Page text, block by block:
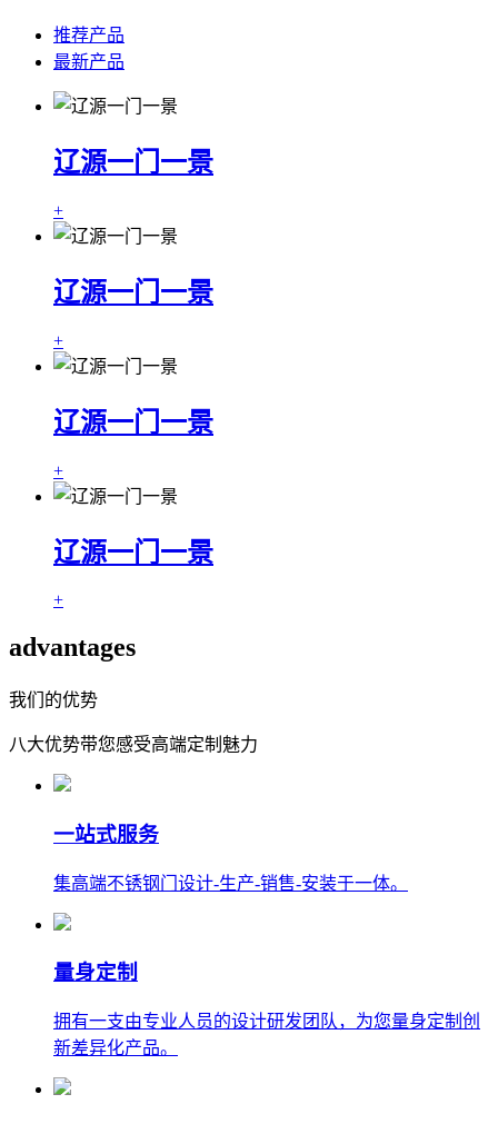
推荐产品
最新产品
辽源一门一景
+
辽源一门一景
+
辽源一门一景
+
辽源一门一景
+
advantages
我们的优势
八大优势带您感受高端定制魅力
一站式服务
集高端不锈钢门设计-生产-销售-安装于一体。
量身定制
拥有一支由专业人员的设计研发团队，为您量身定制创
新差异化产品。